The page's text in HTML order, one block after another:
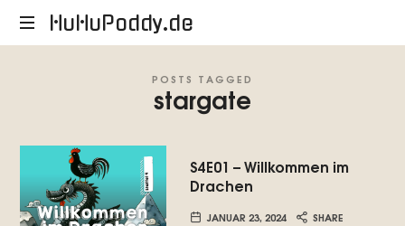
HuHuPoddy.de
HuHuPoddy.de
POSTS TAGGED
stargate
S4E01 – Willkommen im
Drachen
JANUAR 23, 2024
SHARE